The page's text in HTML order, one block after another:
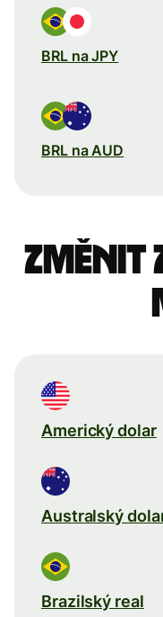
BRL na JPY
BRL na AUD
Americký dolar
Australský
Brazilský real